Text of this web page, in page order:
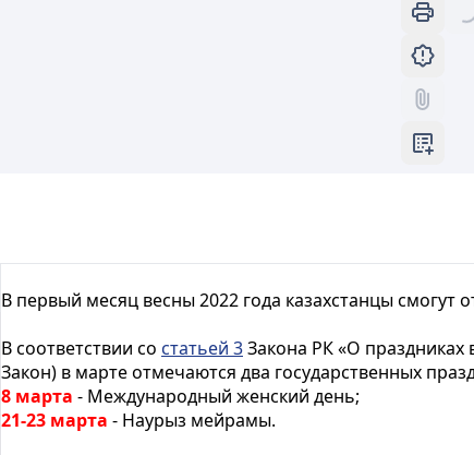
В первый месяц весны 2022 года казахстанцы смогут
В соответствии со статьей 3Закона РК «О праздниках
Закон) в марте отмечаются два государственных
8 марта - Международный женский день;
21-23 марта - Наурыз мейрамы.